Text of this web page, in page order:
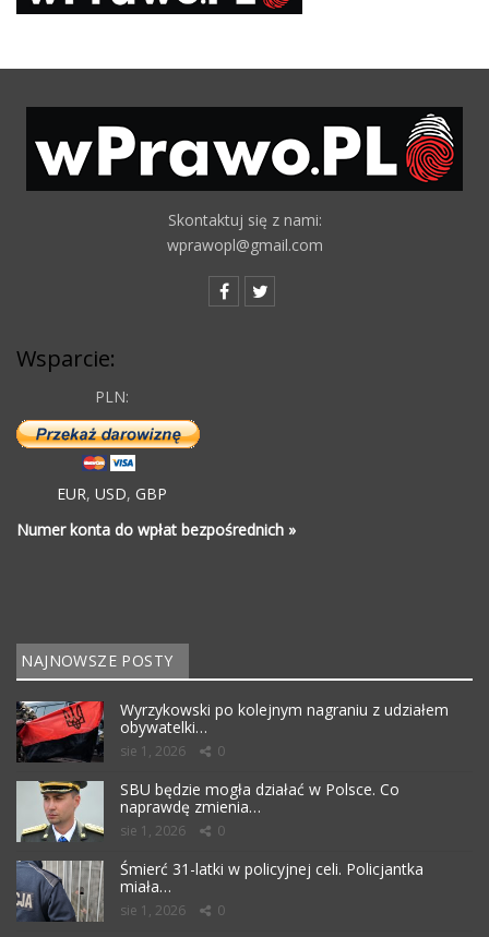
Skontaktuj się z nami:
wprawopl@gmail.com
Wsparcie:
PLN:
EUR, USD, GBP
Numer konta do wpłat bezpośrednich »
NAJNOWSZE POSTY
Wyrzykowski po kolejnym nagraniu z udziałem
obywatelki…
sie 1, 2026 0
SBU będzie mogła działać w Polsce. Co
naprawdę zmienia…
sie 1, 2026 0
Śmierć 31-latki w policyjnej celi. Policjantka
miała…
sie 1, 2026 0